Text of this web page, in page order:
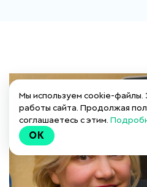
Мы используем cookie-
работы сайта. Продолжая
соглашаетесь с этим.
OK